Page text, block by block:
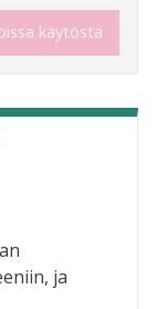
käytöstä
ja